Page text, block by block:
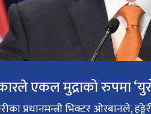
एकल मुद्राको रुपमा
प्रधानमन्त्री भिक्टर ओरबानले,